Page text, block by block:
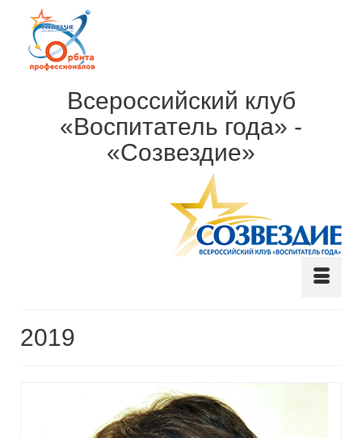
Всероссийский клуб
«Воспитатель года» -
«Созвездие»
2019